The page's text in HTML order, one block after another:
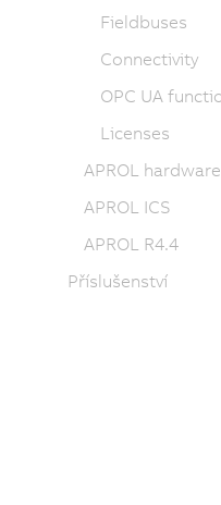
Fieldbuses
Connectivity
OPC UA
Licenses
APROL hardware
APROL ICS
APROL R4.4
Příslušenství